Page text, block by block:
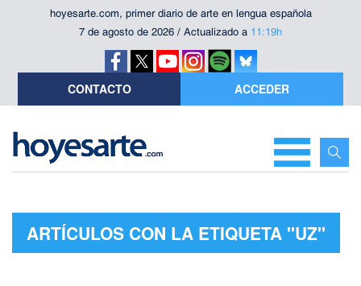
hoyesarte.com, primer diario de arte en lengua española
7 de agosto de 2026 / Actualizado a 11:19h
CONTACTO ACCEDER
ARTÍCULOS CON LA ETIQUETA "UZ"